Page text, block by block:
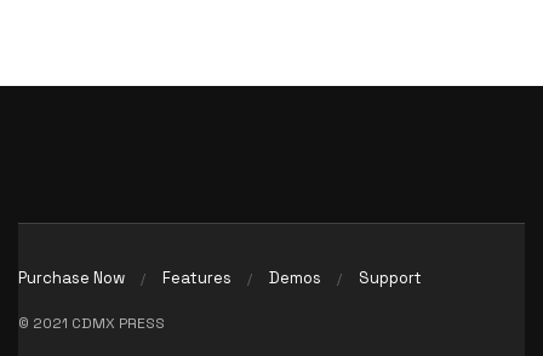
Purchase Now Features Demos Support
© 2021 CDMX PRESS